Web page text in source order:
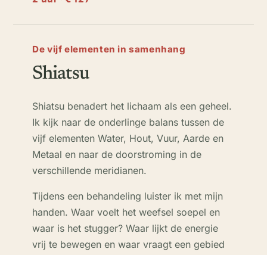
De vijf elementen in samenhang
Shiatsu
Shiatsu benadert het lichaam als een geheel.
Ik kijk naar de onderlinge balans tussen de
vijf elementen Water, Hout, Vuur, Aarde en
Metaal en naar de doorstroming in de
verschillende meridianen.
Tijdens een behandeling luister ik met mijn
handen. Waar voelt het weefsel soepel en
waar is het stugger? Waar lijkt de energie
vrij te bewegen en waar vraagt een gebied